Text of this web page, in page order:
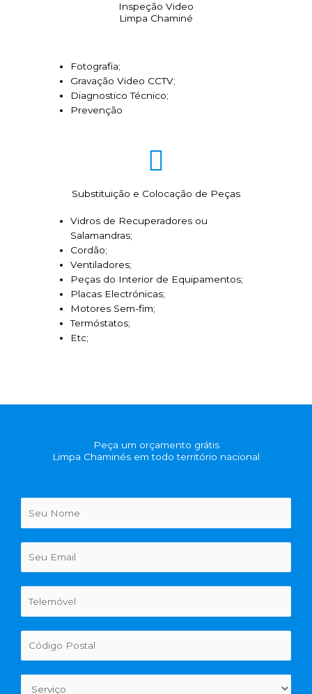
Inspeção Video
Limpa Chaminé
Fotografia;
Gravação Video CCTV;
Diagnostico Técnico;
Prevenção
Substituição e Colocação de Peças
Vidros de Recuperadores ou
Salamandras;
Cordão;
Ventiladores;
Peças do Interior de Equipamentos;
Placas Electrónicas;
Motores Sem-fim;
Termóstatos;
Etc;
Peça um orçamento grátis
Limpa Chaminés em todo território nacional